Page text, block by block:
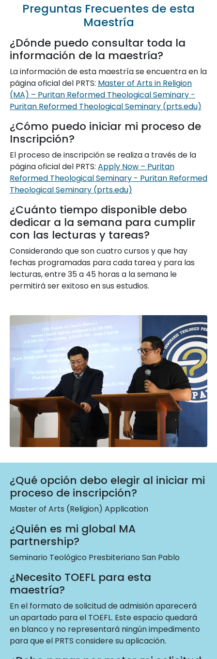
Preguntas Frecuentes de esta
Maestría
¿Dónde puedo consultar toda la
información de la maestría?
La información de esta maestría se encuentra en la
página oficial del PRTS: Master of Arts in Religion
(MA) – Puritan Reformed Theological Seminary -
Puritan Reformed Theological Seminary (prts.edu)
¿Cómo puedo iniciar mi proceso de
Inscripción?
El proceso de inscripción se realiza a través de la
página oficial del PRTS: Apply Now – Puritan
Reformed Theological Seminary - Puritan Reformed
Theological Seminary (prts.edu)
¿Cuánto tiempo disponible debo
dedicar a la semana para cumplir
con las lecturas y tareas?
Considerando que son cuatro cursos y que hay
fechas programadas para cada tarea y para las
lecturas, entre 35 a 45 horas a la semana le
permitirá ser exitoso en sus estudios.
¿Qué opción debo elegir al iniciar mi
proceso de inscripción?
Master of Arts (Religion) Application
¿Quién es mi global MA
partnership?
Seminario Teológico Presbiteriano San Pablo
¿Necesito TOEFL para esta
maestría?
En el formato de solicitud de admisión aparecerá
un apartado para el TOEFL. Este espacio quedará
en blanco y no representará ningún impedimento
para que el PRTS considere su aplicación.